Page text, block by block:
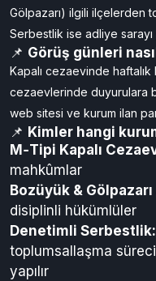
Gölpazarı) ilgili ilçelerden
Serbestlik ise adliye sarayı
📌 Görüş günleri
Kapalı cezaevinde haftalık
cezaevlerinde duyurulara
web sitesi ve kurum ilan
📌 Kimler hangi
M‑Tipi Kapalı
mahkûmlar
Bozüyük &
disiplinli hükümlüler
Denetimli Serbestlik:
toplumsallaşma
yapılır